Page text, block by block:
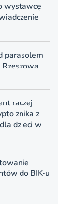
wystawcę
parasolem
raczej
znika z
dzieci w
do BIK-u